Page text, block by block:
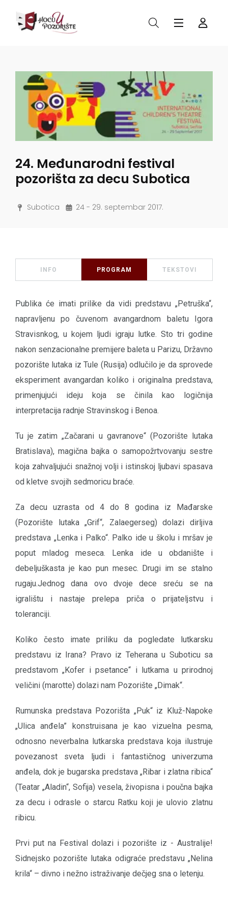
24. Međunarodni festival
pozorišta za decu Subotica
Subotica 24 - 29. septembar 2017.
INFO PROGRAM TEKSTOVI
Publika će imati prilike da vidi predstavu „Petruška“,
napravljenu po čuvenom avangardnom baletu Igora
Stravisnkog, u kojem ljudi igraju lutke. Sto tri godine
nakon senzacionalne premijere baleta u Parizu, Državno
pozorište lutaka iz Tule (Rusija) odlučilo je da sprovede
eksperiment avangardan koliko i originalna predstava,
primenjujući ideju koja se činila kao logičnija
interpretacija radnje Stravinskog i Benoa.
Tu je zatim „Začarani u gavranove“ (Pozorište lutaka
Bratislava), magična bajka o samopožrtvovanju sestre
koja zahvaljujući snažnoj volji i istinskoj ljubavi spasava
od kletve svojih sedmoricu braće.
Za decu uzrasta od 4 do 8 godina iz Mađarske
(Pozorište lutaka „Grif“, Zalaegerseg) dolazi dirljiva
predstava „Lenka i Palko“. Palko ide u školu i mršav je
poput mladog meseca. Lenka ide u obdanište i
debeljuškasta je kao pun mesec. Drugi im se stalno
rugaju.Jednog dana ovo dvoje dece sreću se na
igralištu i nastaje prelepa priča o prijateljstvu i
toleranciji.
Koliko često imate priliku da pogledate lutkarsku
predstavu iz Irana? Pravo iz Teherana u Suboticu sa
predstavom „Kofer i psetance“ i lutkama u prirodnoj
veličini (marotte) dolazi nam Pozorište „Dimak“.
Rumunska predstava Pozorišta „Puk“ iz Kluž-Napoke
„Ulica anđela” konstruisana je kao vizuelna pesma,
odnosno neverbalna lutkarska predstava koja ilustruje
povezanost sveta ljudi i fantastičnog univerzuma
anđela, dok je bugarska predstava „Ribar i zlatna ribica“
(Teatar „Aladin“, Sofija) vesela, živopisna i poučna bajka
za decu i odrasle o starcu Ratku koji je ulovio zlatnu
ribicu.
Prvi put na Festival dolazi i pozorište iz - Australije!
Sidnejsko pozorište lutaka odigraće predstavu „Nelina
krila“ – divno i nežno istraživanje dečjeg sna o letenju.